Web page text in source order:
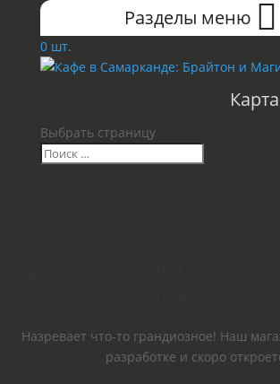
Разделы меню
0 шт.
Выбрать страницу
Назревает что-то грандиозное! Наш
разработке и скоро